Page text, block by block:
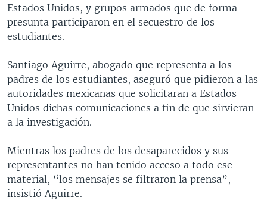
Estados Unidos, y grupos armados que de forma
presunta participaron en el secuestro de los
estudiantes.
Santiago Aguirre, abogado que representa a los
padres de los estudiantes, aseguró que pidieron a las
autoridades mexicanas que solicitaran a Estados
Unidos dichas comunicaciones a fin de que sirvieran
a la investigación.
Mientras los padres de los desaparecidos y sus
representantes no han tenido acceso a todo ese
material, “los mensajes se filtraron la prensa”,
insistió Aguirre.